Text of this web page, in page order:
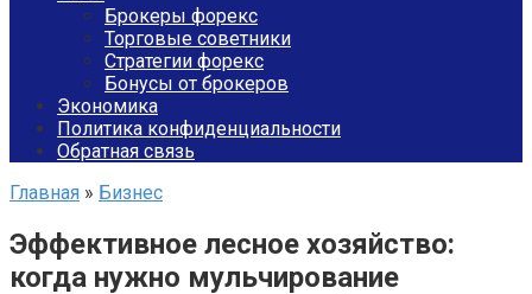
Брокеры форекс
Торговые советники
Стратегии форекс
Бонусы от брокеров
Экономика
Политика конфиденциальности
Обратная связь
Главная » Бизнес
Эффективное лесное хозяйство:
когда нужно мульчирование